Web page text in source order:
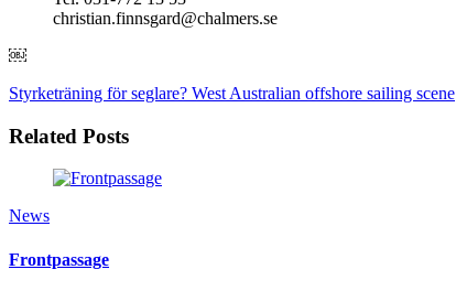
christian.finnsgard@chalmers.se
￼
Styrketräning för seglare? West Australian offshore sailing scene
Related Posts
News
Frontpassage